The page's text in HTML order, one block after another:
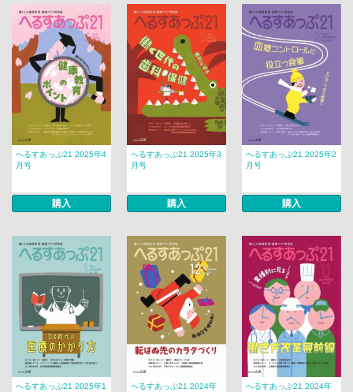
へるすあっぷ21 2025年4
月号
購入
へるすあっぷ21 2025年3
月号
購入
へるすあっぷ21 2025年2
月号
購入
へるすあっぷ21 2025年1
へるすあっぷ21 2024年
へるすあっぷ21 2024年